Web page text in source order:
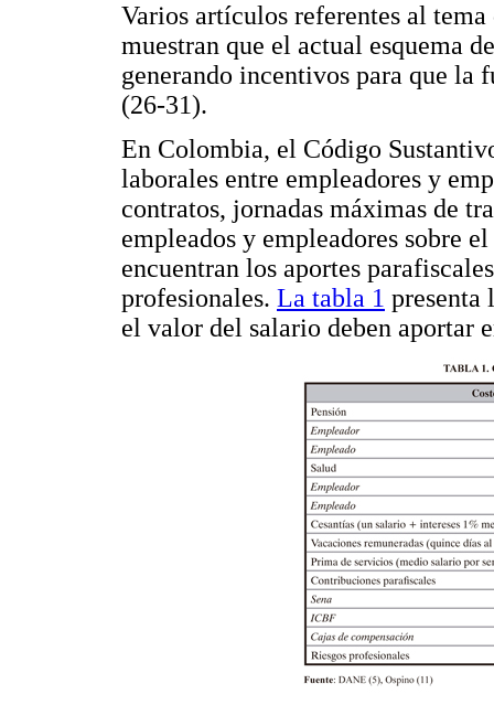
Varios artículos referentes al
muestran que el actual esquema
generando incentivos para que
(26-31).
En Colombia, el Código
laborales entre empleadores y
contratos, jornadas máximas de
empleados y empleadores sobre
encuentran los aportes
profesionales. La tabla 1 presenta
el valor del salario deben aportar